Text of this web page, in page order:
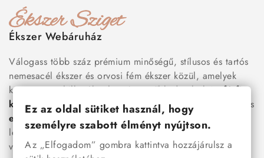
Ékszer Webáruház
Válogass több száz prémium minőségű, stílusos és tartós
nemesacél ékszer és orvosi fém ékszer közül, amelyek
között megtalálhatók a legnépszerűbb darabok is:férfi
karkötők, nőinyakláncok , karikagyűrűk,
és
esküvői kiegészítőkegyaránt. Webáruházunkban a
legújabb trendeket követő, mégis időtálló ékszerek közül
választhatsz – legyen szó ajándékról, mindennapi
Ez az oldal sütiket használ, hogy
személyre szabott élményt nyújtson.
Az „Elfogadom” gombra kattintva hozzájárulsz a